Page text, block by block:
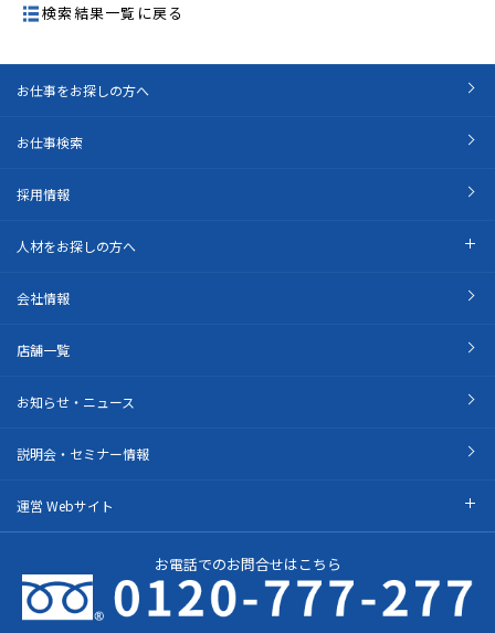
検索結果一覧に戻る
お仕事をお探しの方へ
お仕事検索
採用情報
人材をお探しの方へ
会社情報
店舗一覧
お知らせ・ニュース
説明会・セミナー情報
運営 Webサイト
お電話でのお問合せはこちら